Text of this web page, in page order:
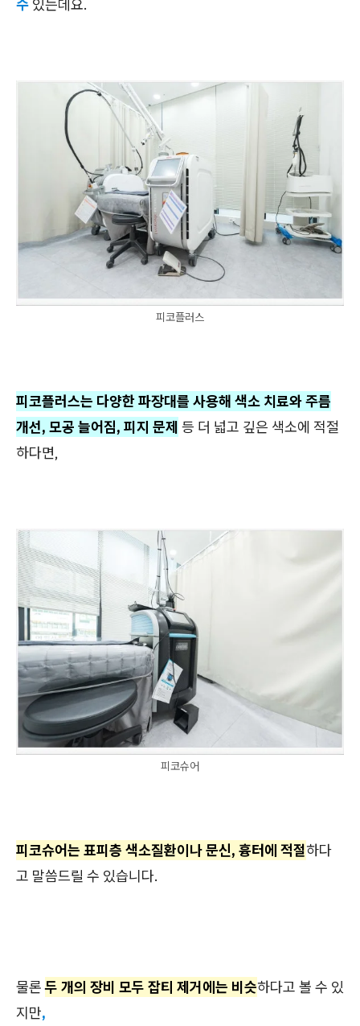
수 있는데요.
피코플러스
피코플러스는 다양한 파장대를 사용해 색소 치료와 주름
개선, 모공 늘어짐, 피지 문제 등 더 넓고 깊은 색소에 적절
하다면,
피코슈어
피코슈어는 표피층 색소질환이나 문신, 흉터에 적절하다
고 말씀드릴 수 있습니다.
물론두 개의 장비 모두 잡티 제거에는 비슷하다고 볼 수 있
지만,